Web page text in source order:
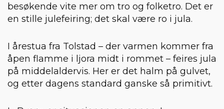
besøkende vite mer om tro og folketro. Det er
en stille julefeiring; det skal være ro i jula.
I årestua fra Tolstad – der varmen kommer fra
åpen flamme i ljora midt i rommet – feires jula
på middelaldervis. Her er det halm på gulvet,
og etter dagens standard ganske så primitivt.